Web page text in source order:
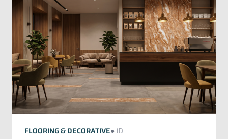
FLOORING & DECORATIVE● ID